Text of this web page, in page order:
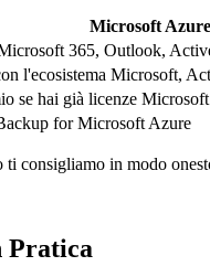
Microsoft Azure
365, Outlook,
l'ecosistema Microsoft,
se hai già licenze
for Microsoft Azure
ti consigliamo in modo
Pratica